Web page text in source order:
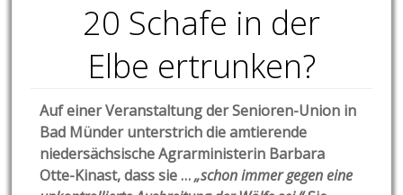
20 Schafe in der
Elbe ertrunken?
Auf einer Veranstaltung der Senioren-Union in
Bad Münder unterstrich die amtierende
niedersächsische Agrarministerin Barbara
Otte-Kinast, dass sie …„schon immer gegen eine